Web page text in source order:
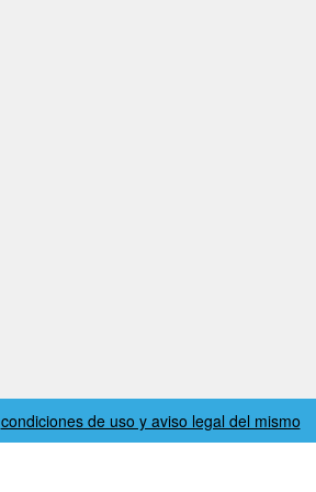
condiciones de uso y aviso legal del mismo